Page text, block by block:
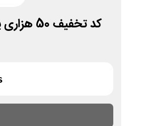
کد تخفیف 50 هزاری پایه نگهدارنده کتاب و لپتاپ اقرا کالا